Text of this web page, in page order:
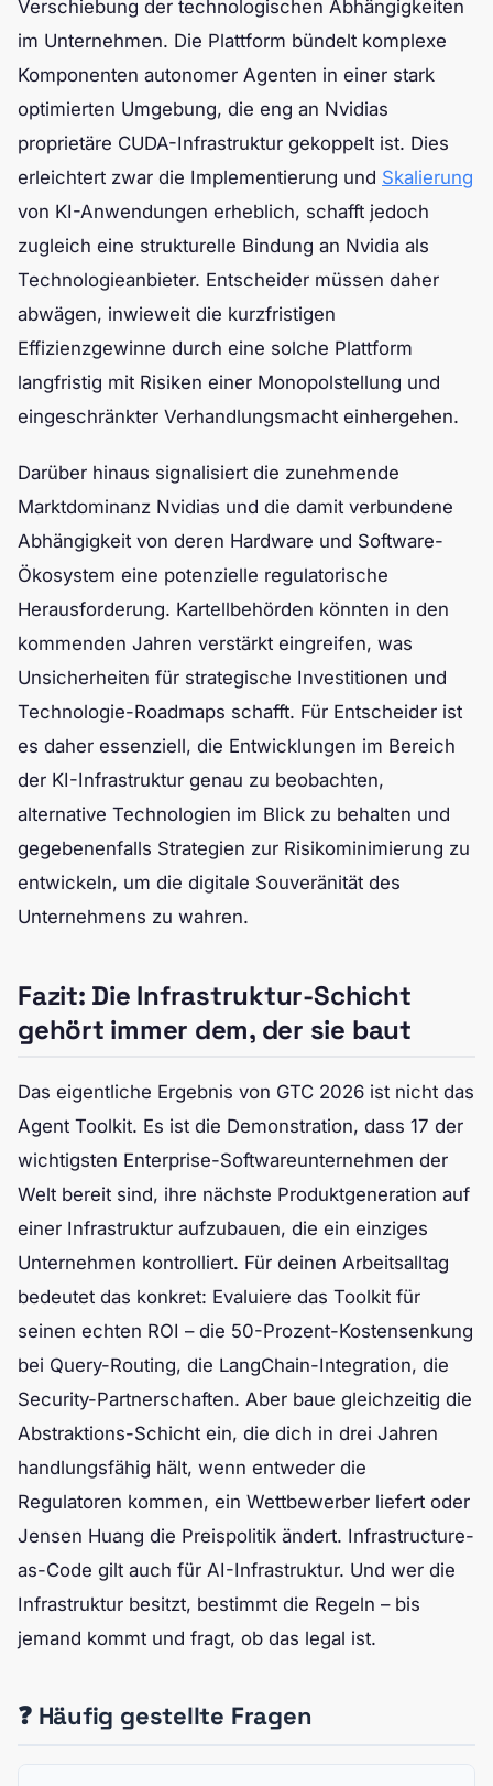
Verschiebung der technologischen Abhängigkeiten
im Unternehmen. Die Plattform bündelt komplexe
Komponenten autonomer Agenten in einer stark
optimierten Umgebung, die eng an Nvidias
proprietäre CUDA-Infrastruktur gekoppelt ist. Dies
erleichtert zwar die Implementierung und Skalierung
von KI-Anwendungen erheblich, schafft jedoch
zugleich eine strukturelle Bindung an Nvidia als
Technologieanbieter. Entscheider müssen daher
abwägen, inwieweit die kurzfristigen
Effizienzgewinne durch eine solche Plattform
langfristig mit Risiken einer Monopolstellung und
eingeschränkter Verhandlungsmacht einhergehen.
Darüber hinaus signalisiert die zunehmende
Marktdominanz Nvidias und die damit verbundene
Abhängigkeit von deren Hardware und Software-
Ökosystem eine potenzielle regulatorische
Herausforderung. Kartellbehörden könnten in den
kommenden Jahren verstärkt eingreifen, was
Unsicherheiten für strategische Investitionen und
Technologie-Roadmaps schafft. Für Entscheider ist
es daher essenziell, die Entwicklungen im Bereich
der KI-Infrastruktur genau zu beobachten,
alternative Technologien im Blick zu behalten und
gegebenenfalls Strategien zur Risikominimierung zu
entwickeln, um die digitale Souveränität des
Unternehmens zu wahren.
Fazit: Die Infrastruktur-Schicht
gehört immer dem, der sie baut
Das eigentliche Ergebnis von GTC 2026 ist nicht das
Agent Toolkit. Es ist die Demonstration, dass 17 der
wichtigsten Enterprise-Softwareunternehmen der
Welt bereit sind, ihre nächste Produktgeneration auf
einer Infrastruktur aufzubauen, die ein einziges
Unternehmen kontrolliert. Für deinen Arbeitsalltag
bedeutet das konkret: Evaluiere das Toolkit für
seinen echten ROI – die 50-Prozent-Kostensenkung
bei Query-Routing, die LangChain-Integration, die
Security-Partnerschaften. Aber baue gleichzeitig die
Abstraktions-Schicht ein, die dich in drei Jahren
handlungsfähig hält, wenn entweder die
Regulatoren kommen, ein Wettbewerber liefert oder
Jensen Huang die Preispolitik ändert. Infrastructure-
as-Code gilt auch für AI-Infrastruktur. Und wer die
Infrastruktur besitzt, bestimmt die Regeln – bis
jemand kommt und fragt, ob das legal ist.
❓ Häufig gestellte Fragen